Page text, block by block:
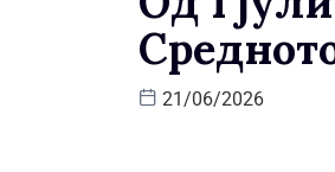
21/06/2026